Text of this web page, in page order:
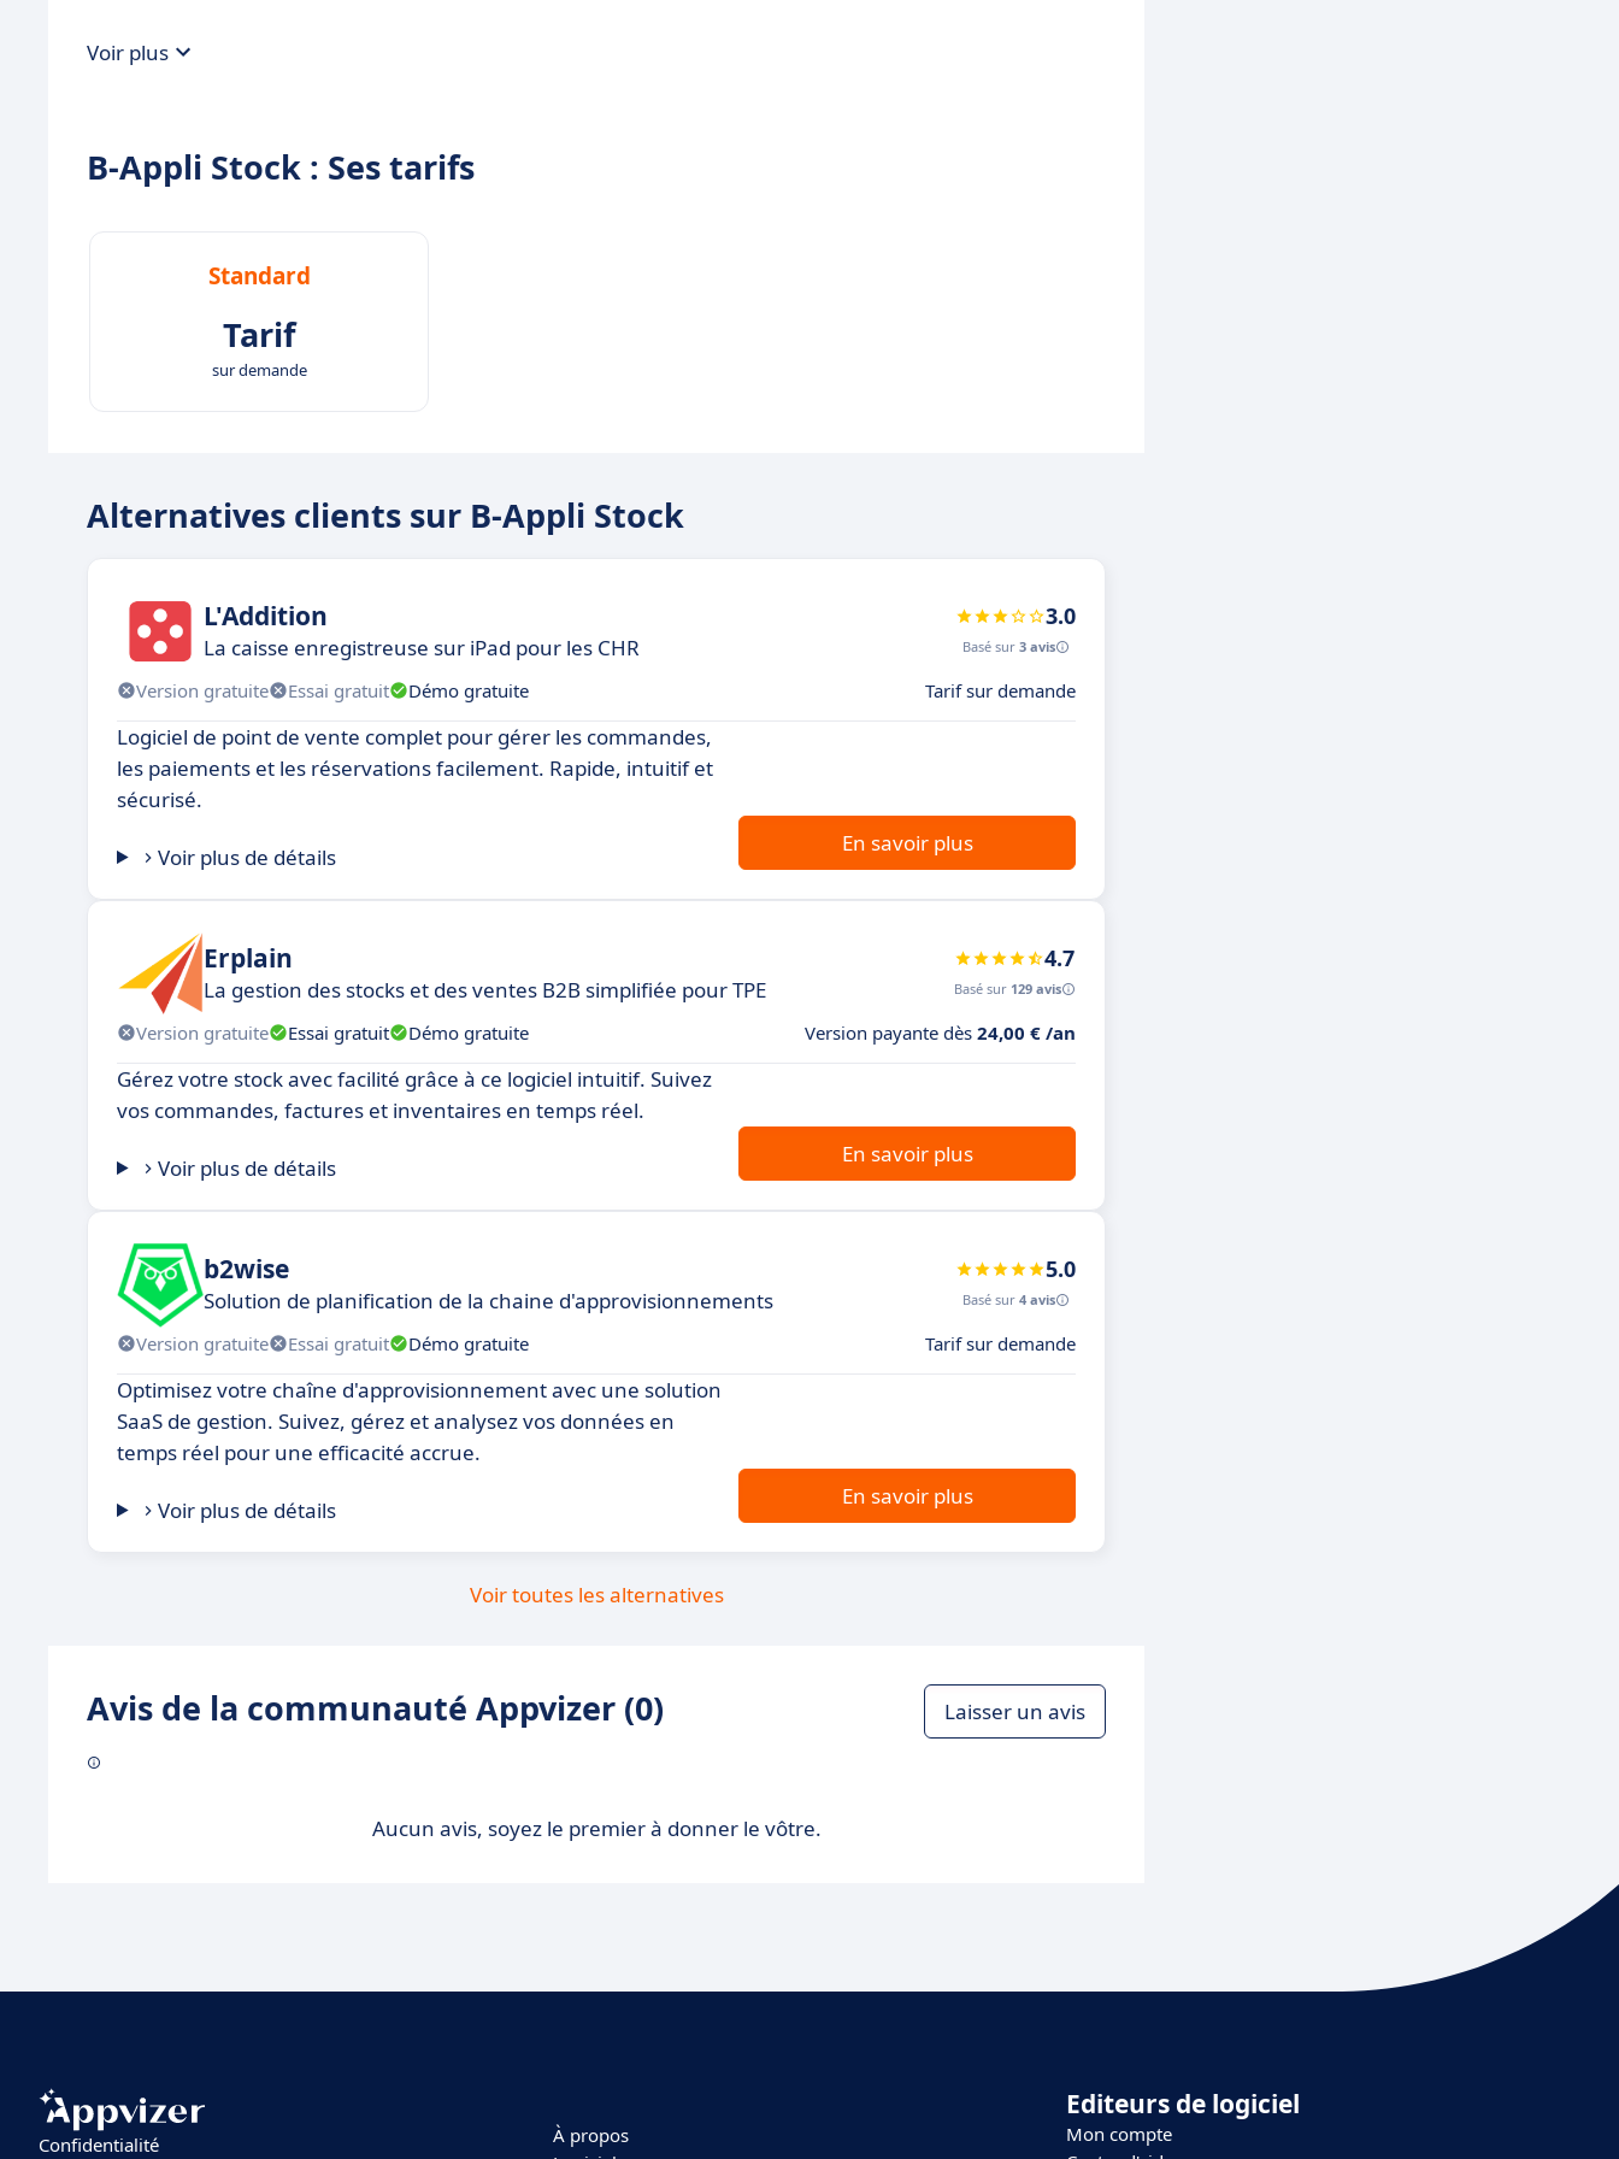
Voir plus
B-Appli Stock : Ses tarifs
Standard
Tarif
sur demande
Alternatives clients sur B-Appli Stock
L'Addition
La caisse enregistreuse sur iPad pour les CHR
3.0
Basé sur 3 avis
Version gratuite Essai gratuit Démo gratuite Tarif sur demande
Logiciel de point de vente complet pour gérer les commandes,
les paiements et les réservations facilement. Rapide, intuitif et
sécurisé.
Voir plus de détails
En savoir plus
Erplain
La gestion des stocks et des ventes B2B simplifiée pour TPE
4.7
Basé sur 129 avis
Version gratuite Essai gratuit Démo gratuite Version payante dès 24,00 € /an
Gérez votre stock avec facilité grâce à ce logiciel intuitif. Suivez
vos commandes, factures et inventaires en temps réel.
Voir plus de détails
En savoir plus
b2wise
Solution de planification de la chaine d'approvisionnements
5.0
Basé sur 4 avis
Version gratuite Essai gratuit Démo gratuite Tarif sur demande
Optimisez votre chaîne d'approvisionnement avec une solution
SaaS de gestion. Suivez, gérez et analysez vos données en
temps réel pour une efficacité accrue.
Voir plus de détails
En savoir plus
Voir toutes les alternatives
Avis de la communauté Appvizer (0) Laisser un avis
Aucun avis, soyez le premier à donner le vôtre.
Confidentialité
À propos
Editeurs de logiciel
Mon compte